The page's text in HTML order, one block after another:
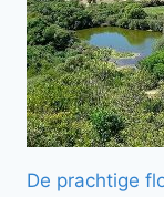
De prachtige